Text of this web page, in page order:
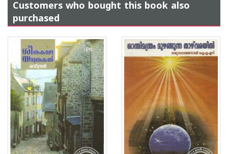
Customers who bought this book also
purchased